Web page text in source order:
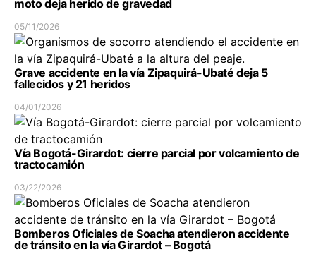
moto deja herido de gravedad
05/11/2026
Grave accidente en la vía Zipaquirá-Ubaté deja 5
fallecidos y 21 heridos
04/01/2026
Vía Bogotá-Girardot: cierre parcial por volcamiento de
tractocamión
03/22/2026
Bomberos Oficiales de Soacha atendieron accidente
de tránsito en la vía Girardot – Bogotá